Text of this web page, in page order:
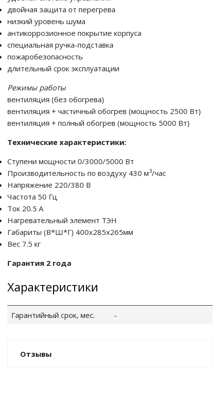
двойная защита от перегрева
низкий уровень шума
антикоррозионное покрытие корпуса
специальная ручка-подставка
пожаробезопасность
длительный срок эксплуатации
Режимы работы
вентиляция (без обогрева)
вентиляция + частичный обогрев (мощность 2500 Вт)
вентиляция + полный обогрев (мощность 5000 Вт)
Технические характеристики:
Ступени мощности 0/3000/5000 Вт
Производительность по воздуху 430 м3/час
Напряжение 220/380 В
Частота 50 Гц
Ток 20.5 А
Нагревательный элемент ТЭН
Габариты (В*Ш*Г) 400х285х265мм
Вес 7.5 кг
Гарантия 2 года
Характеристики
Гарантийный срок, мес. -
Отзывы